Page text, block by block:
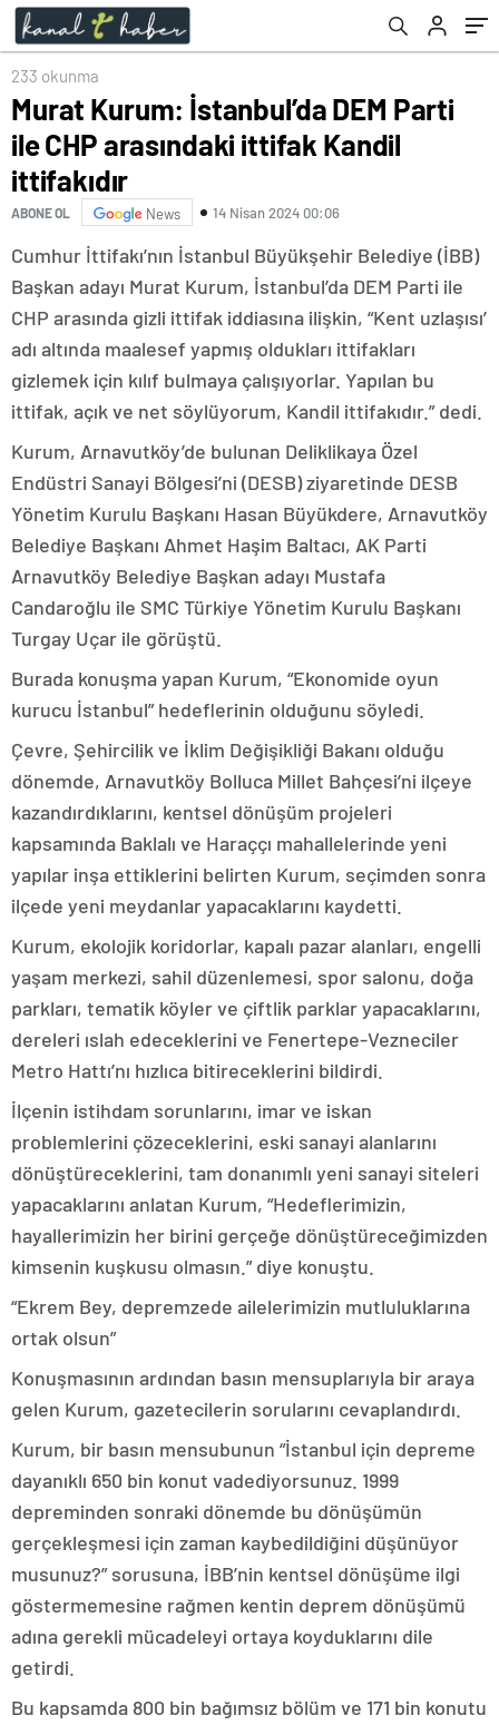
233 okunma
Murat Kurum: İstanbul’da DEM Parti
ile CHP arasındaki ittifak Kandil
ittifakıdır
ABONE OL News 14 Nisan 2024 00:06
Cumhur İttifakı’nın İstanbul Büyükşehir Belediye (İBB)
Başkan adayı Murat Kurum, İstanbul’da DEM Parti ile
CHP arasında gizli ittifak iddiasına ilişkin, “Kent uzlaşısı’
adı altında maalesef yapmış oldukları ittifakları
gizlemek için kılıf bulmaya çalışıyorlar. Yapılan bu
ittifak, açık ve net söylüyorum, Kandil ittifakıdır.” dedi.
Kurum, Arnavutköy’de bulunan Deliklikaya Özel
Endüstri Sanayi Bölgesi’ni (DESB) ziyaretinde DESB
Yönetim Kurulu Başkanı Hasan Büyükdere, Arnavutköy
Belediye Başkanı Ahmet Haşim Baltacı, AK Parti
Arnavutköy Belediye Başkan adayı Mustafa
Candaroğlu ile SMC Türkiye Yönetim Kurulu Başkanı
Turgay Uçar ile görüştü.
Burada konuşma yapan Kurum, “Ekonomide oyun
kurucu İstanbul” hedeflerinin olduğunu söyledi.
Çevre, Şehircilik ve İklim Değişikliği Bakanı olduğu
dönemde, Arnavutköy Bolluca Millet Bahçesi’ni ilçeye
kazandırdıklarını, kentsel dönüşüm projeleri
kapsamında Baklalı ve Haraççı mahallelerinde yeni
yapılar inşa ettiklerini belirten Kurum, seçimden sonra
ilçede yeni meydanlar yapacaklarını kaydetti.
Kurum, ekolojik koridorlar, kapalı pazar alanları, engelli
yaşam merkezi, sahil düzenlemesi, spor salonu, doğa
parkları, tematik köyler ve çiftlik parklar yapacaklarını,
dereleri ıslah edeceklerini ve Fenertepe-Vezneciler
Metro Hattı’nı hızlıca bitireceklerini bildirdi.
İlçenin istihdam sorunlarını, imar ve iskan
problemlerini çözeceklerini, eski sanayi alanlarını
dönüştüreceklerini, tam donanımlı yeni sanayi siteleri
yapacaklarını anlatan Kurum, “Hedeflerimizin,
hayallerimizin her birini gerçeğe dönüştüreceğimizden
kimsenin kuşkusu olmasın.” diye konuştu.
“Ekrem Bey, depremzede ailelerimizin mutluluklarına
ortak olsun”
Konuşmasının ardından basın mensuplarıyla bir araya
gelen Kurum, gazetecilerin sorularını cevaplandırdı.
Kurum, bir basın mensubunun “İstanbul için depreme
dayanıklı 650 bin konut vadediyorsunuz. 1999
depreminden sonraki dönemde bu dönüşümün
gerçekleşmesi için zaman kaybedildiğini düşünüyor
musunuz?” sorusuna, İBB’nin kentsel dönüşüme ilgi
göstermemesine rağmen kentin deprem dönüşümü
adına gerekli mücadeleyi ortaya koyduklarını dile
getirdi.
Bu kapsamda 800 bin bağımsız bölüm ve 171 bin konutu